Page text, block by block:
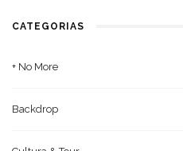
CATEGORIAS
+ No More
Backdrop